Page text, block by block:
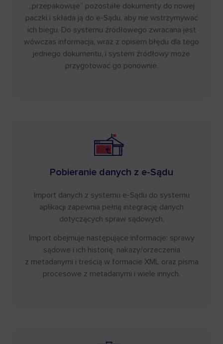
„przepakowuje” pozostałe dokumenty do nowej
paczki i składa ją do e-Sądu, aby nie wstrzymywać
ich biegu. Do systemu źródłowego zwracana jest
wówczas informacja, wraz z opisem błędu dla tego
jednego dokumentu, i system źródłowy może
przygotować go ponownie.
Pobieranie danych z e-Sądu
Import danych z systemu e-Sądu do systemu
aplikacji zapewnia pełną integrację danych
dotyczących spraw sądowych.
Import obejmuje następujące informacje: sprawy
sądowe i ich historię, nakazy/orzeczenia
z metadanymi i treścią w formacie XML oraz pisma
procesowe z metadanymi i wiele innych.